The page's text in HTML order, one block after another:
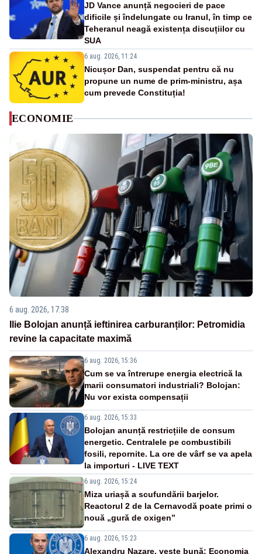
JD Vance anunță negocieri de pace
dificile și îndelungate cu Iranul, în timp ce
Teheranul neagă existența discuțiilor cu
SUA
6 aug. 2026, 11:24
Nicușor Dan, suspendat pentru că nu
propune un nume de prim-ministru, așa
cum prevede Constituția!
ECONOMIE
6 aug. 2026, 17:38
Ilie Bolojan anunță ieftinirea carburanților: Petromidia
revine la capacitate maximă
6 aug. 2026, 15:36
Cum se va întrerupe energia electrică la
marii consumatori industriali? Bolojan:
Nu vor exista compensații
6 aug. 2026, 15:33
Bolojan anunță restricțiile de consum
energetic. Centralele pe combustibili
fosili, repornite. La ore de vârf se va apela
la importuri - LIVE TEXT
6 aug. 2026, 15:24
Miza uriașă a scufundării barjelor.
Reactorul 2 de la Cernavodă poate primi o
nouă „gură de oxigen”
6 aug. 2026, 15:23
Alexandru Nazare, veste bună: Economia